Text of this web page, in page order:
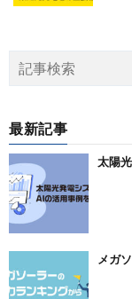
最新記事
太陽
メガ